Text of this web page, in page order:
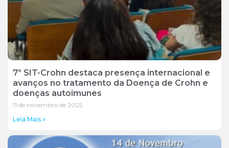
7º SIT-Crohn destaca presença internacional e
avanços no tratamento da Doença de Crohn e
doenças autoimunes
11 de novembro de 2025
Leia Mais »